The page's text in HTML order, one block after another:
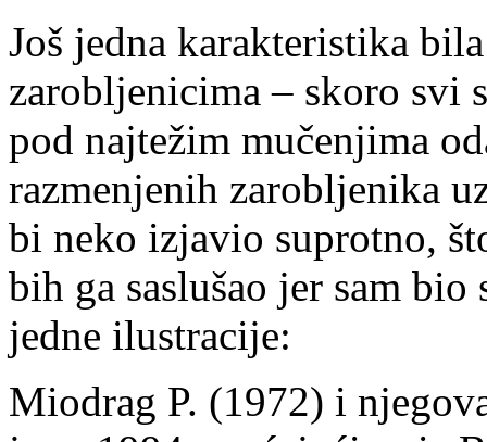
Još jedna karakteristika
zarobljenicima – skoro svi
pod najtežim mučenjima
razmenjenih zarobljenika
bi neko izjavio suprotno,
bih ga saslušao jer sam
jedne ilustracije:
Miodrag P. (1972) i